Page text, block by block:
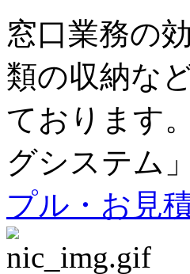
窓口業務の
類の収納な
ております
グシステム
プル・お見